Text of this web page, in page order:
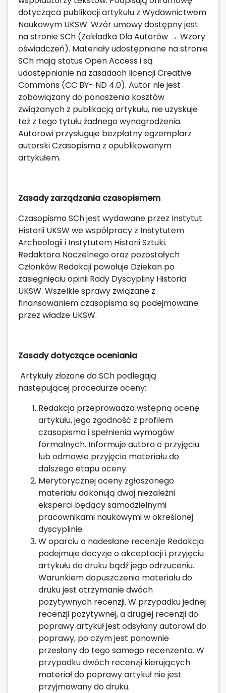
dotycząca publikacji artykułu z Wydawnictwem
Naukowym UKSW. Wzór umowy dostępny jest
na stronie SCh (Zakładka Dla Autorów → Wzory
oświadczeń). Materiały udostępnione na stronie
SCh mają status Open Access i są
udostępnianie na zasadach licencji Creative
Commons (CC BY- ND 4.0). Autor nie jest
zobowiązany do ponoszenia kosztów
związanych z publikacją artykułu, nie uzyskuje
też z tego tytułu żadnego wynagrodzenia.
Autorowi przysługuje bezpłatny egzemplarz
autorski Czasopisma z opublikowanym
artykułem.
Zasady zarządzania czasopismem
Czasopismo SCh jest wydawane przez Instytut
Historii UKSW we współpracy z Instytutem
Archeologii i Instytutem Historii Sztuki.
Redaktora Naczelnego oraz pozostałych
Członków Redakcji powołuje Dziekan po
zasięgnięciu opinii Rady Dyscypliny Historia
UKSW. Wszelkie sprawy związane z
finansowaniem czasopisma są podejmowane
przez władze UKSW.
Zasady dotyczące oceniania
Artykuły złożone do SCh podlegają
następującej procedurze oceny:
Redakcja przeprowadza wstępną ocenę
artykułu, jego zgodność z profilem
czasopisma i spełnienia wymogów
formalnych. Informuje autora o przyjęciu
lub odmowie przyjęcia materiału do
dalszego etapu oceny.
Merytorycznej oceny zgłoszonego
materiału dokonują dwaj niezależni
eksperci będący samodzielnymi
pracownikami naukowymi w określonej
dyscyplinie.
W oparciu o nadesłane recenzje Redakcja
podejmuje decyzje o akceptacji i przyjęciu
artykułu do druku bądź jego odrzuceniu.
Warunkiem dopuszczenia materiału do
druku jest otrzymanie dwóch
pozytywnych recenzji. W przypadku jednej
recenzji pozytywnej, a drugiej recenzji do
poprawy artykuł jest odsyłany autorowi do
poprawy, po czym jest ponownie
przesłany do tego samego recenzenta. W
przypadku dwóch recenzji kierujących
materiał do poprawy artykuł nie jest
przyjmowany do druku.